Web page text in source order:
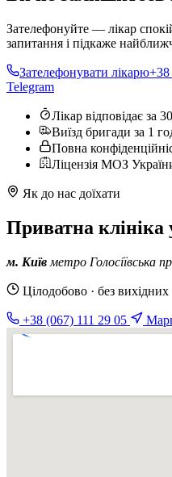
Зателефонуйте — лікар
запитання і підкаже
Зателефонувати лікарю+38
Telegram
Лікар відповідає за
Виїзд бригади за 1
Повна
Ліцензія МОЗ
Як до нас доїхати
Приватна клініка
м. Київ метро Голосіївська
Цілодобово · без вихідних
+38 (067) 111 29 05